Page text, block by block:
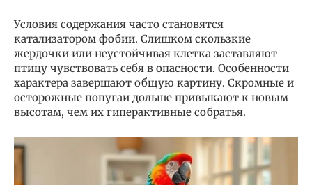
Условия содержания часто становятся
катализатором фобии. Слишком скользкие
жердочки или неустойчивая клетка заставляют
птицу чувствовать себя в опасности. Особенности
характера завершают общую картину. Скромные и
осторожные попугаи дольше привыкают к новым
высотам, чем их гиперактивные собратья.